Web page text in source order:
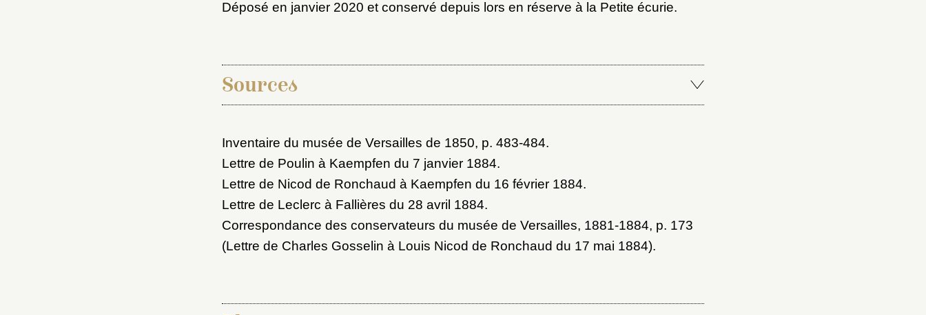
Déposé en janvier 2020 et conservé depuis lors en réserve à la Petite écurie.
Sources
Inventaire du musée de Versailles de 1850, p. 483-484.
Lettre de Poulin à Kaempfen du 7 janvier 1884.
Lettre de Nicod de Ronchaud à Kaempfen du 16 février 1884.
Lettre de Leclerc à Fallières du 28 avril 1884.
Correspondance des conservateurs du musée de Versailles, 1881-1884, p. 173
(Lettre de Charles Gosselin à Louis Nicod de Ronchaud du 17 mai 1884).
Vous avez oublié votre mot de passe ? Cliquez ici